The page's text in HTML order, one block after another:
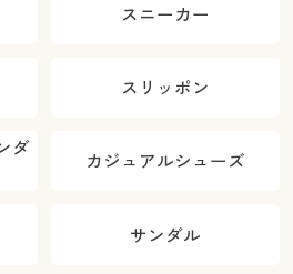
スニーカー
スリッポン
ダ
カジュアルシューズ
サンダル